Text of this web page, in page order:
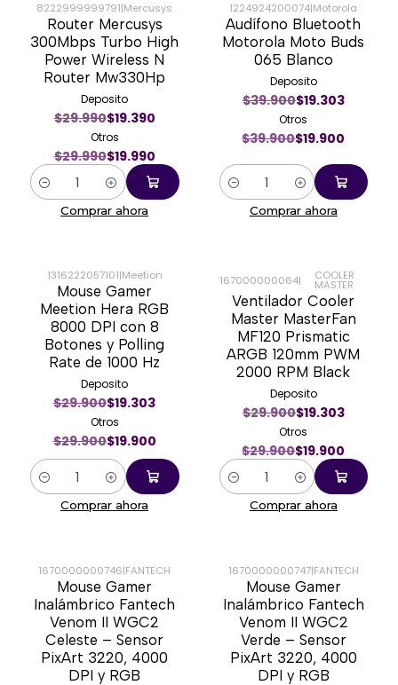
-33%
8222999999791|Mercusys
Router Mercusys
300Mbps Turbo High
Power Wireless N
Router Mw330Hp
Deposito
$29.990$19.390
Otros
$29.990$19.990
Cantidad
Comprar ahora
-50%
1224924200074|Motorola
Audífono Bluetooth
Motorola Moto Buds
065 Blanco
Deposito
$39.900$19.303
Otros
$39.900$19.900
Cantidad
Comprar ahora
-33%
1316222057101|Meetion
Mouse Gamer
Meetion Hera RGB
8000 DPI con 8
Botones y Polling
Rate de 1000 Hz
Deposito
$29.900$19.303
Otros
$29.900$19.900
Cantidad
Comprar ahora
-33%
167000000064| COOLER
MASTER
Ventilador Cooler
Master MasterFan
MF120 Prismatic
ARGB 120mm PWM
2000 RPM Black
Deposito
$29.900$19.303
Otros
$29.900$19.900
Cantidad
Comprar ahora
-50%
1670000000746|FANTECH
Mouse Gamer
Inalámbrico Fantech
Venom II WGC2
Celeste – Sensor
PixArt 3220, 4000
DPI y RGB
-50%
1670000000747|FANTECH
Mouse Gamer
Inalámbrico Fantech
Venom II WGC2
Verde – Sensor
PixArt 3220, 4000
DPI y RGB